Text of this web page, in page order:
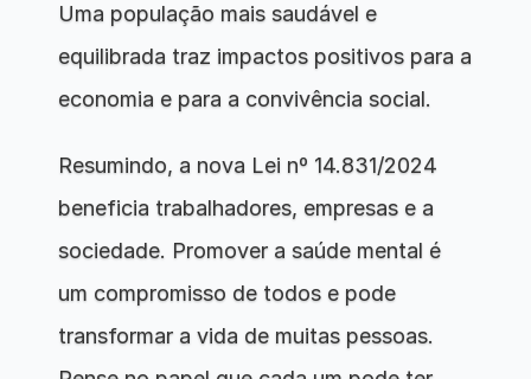
Uma população mais saudável e
equilibrada traz impactos positivos para a
economia e para a convivência social.
Resumindo, a nova Lei nº 14.831/2024
beneficia trabalhadores, empresas e a
sociedade. Promover a saúde mental é
um compromisso de todos e pode
transformar a vida de muitas pessoas.